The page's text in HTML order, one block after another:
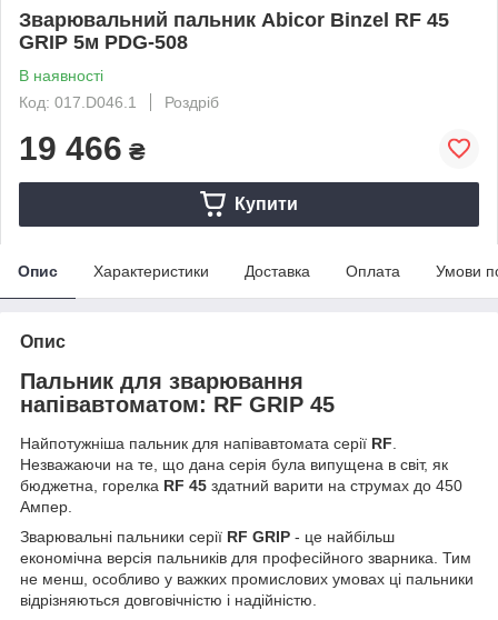
Зварювальний пальник Abicor Binzel RF 45
GRIP 5м PDG-508
В наявності
Код: 017.D046.1
Роздріб
19 466 ₴
Купити
Опис Характеристики Доставка Оплата Умови
Опис
Пальник для зварювання
напівавтоматом: RF GRIP 45
Найпотужніша пальник для напівавтомата серії RF.
Незважаючи на те, що дана серія була випущена в світ, як
бюджетна, горелка RF 45 здатний варити на струмах до 450
Ампер.
Зварювальні пальники серії RF GRIP - це найбільш
економічна версія пальників для професійного зварника. Тим
не менш, особливо у важких промислових умовах ці пальники
відрізняються довговічністю і надійністю.